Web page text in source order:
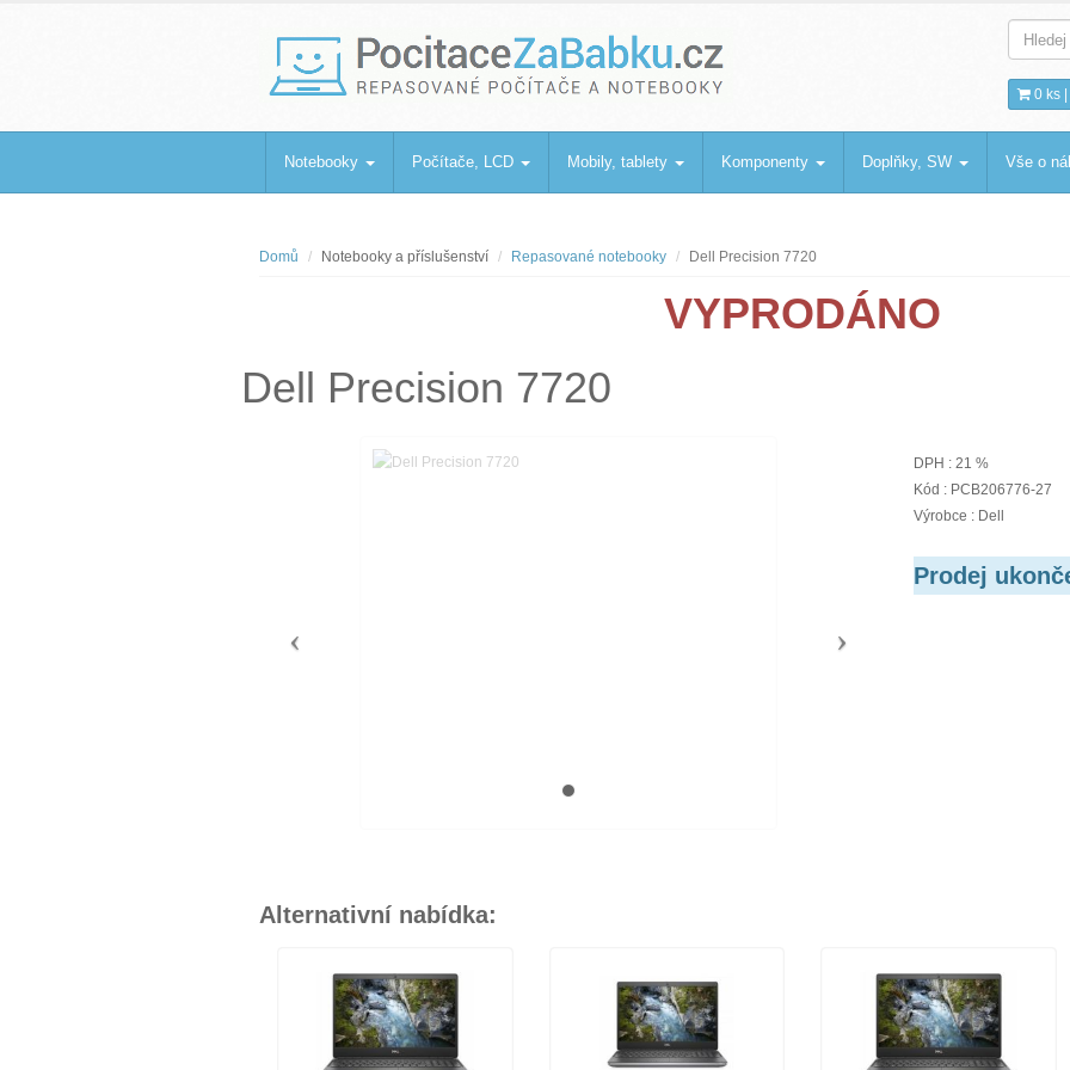
PocitaceZaBabku.cz
Repasované počítače a notebooky 0 ks |
Notebooky Počítače, LCD Mobily, tablety Komponenty Doplňky, SW Vše o
Domů Notebooky a příslušenství Repasované notebooky Dell Precision 7720
VYPRODÁNO
Dell Precision 7720
DPH : 21 %
Kód : PCB206776-27
Výrobce : Dell
Prodej
Alternativní nabídka: